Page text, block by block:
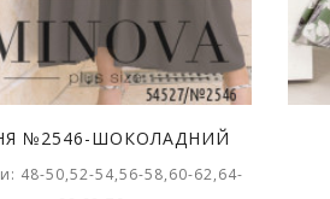
№2546-ШОКОЛАДНИЙ
48-50,52-54,56-58,60-62,64-